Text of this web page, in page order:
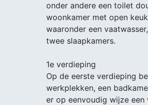
onder andere een toilet
woonkamer met open
waaronder een
twee slaapkamers.
1e verdieping
Op de eerste verdieping
werkplekken, een
er op eenvoudig wijze